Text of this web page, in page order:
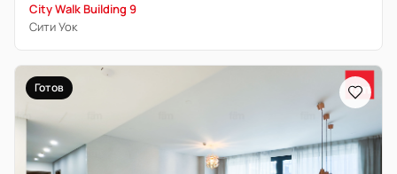
City Walk Building 9
Сити Уок
Готов